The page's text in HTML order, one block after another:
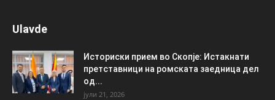
Ulavde
Историски прием во Скопје: Истакнати
претставници на ромската заедница дел
од...
јули 21, 2026